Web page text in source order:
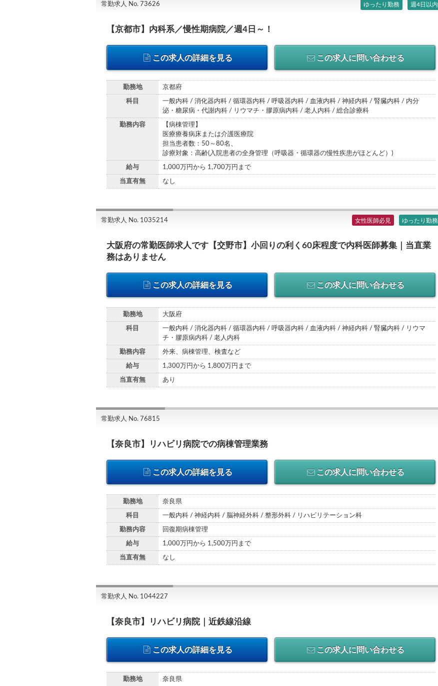
常勤求人 No. 73626 ゆったり勤務 週4日以内
【京都市】内科系／慢性期病院／週4日～！
この求人の詳細を見る この求人に問い合わせる
勤務地 京都府
科目
一般内科 / 消化器内科 / 循環器内科 / 呼吸器内科 / 血液内科 / 神経内科 / 腎臓内科 / 内分
泌・糖尿病・代謝内科 / リウマチ・膠原病内科 / 老人内科 / 総合診療科
勤務内容
【病棟管理】
医療療養病床または介護医療院
担当患者数：50～80名、
診療対象：高齢(入院患者の全身管理（呼吸器・循環器の慢性疾患がほとんど）)
給与 1,000万円から 1,700万円まで
当直有無 なし
常勤求人 No. 1035214 女性医師必見 ゆったり勤務
大阪府の常勤医師求人です【交野市】小回りの利く60床程度で内科医師募集｜当直業
務はありません
この求人の詳細を見る この求人に問い合わせる
勤務地 大阪府
科目
一般内科 / 消化器内科 / 循環器内科 / 呼吸器内科 / 血液内科 / 神経内科 / 腎臓内科 / リウマ
チ・膠原病内科 / 老人内科
勤務内容 外来、病棟管理、検査など
給与 1,300万円から 1,800万円まで
当直有無 あり
常勤求人 No. 76815
【奈良市】リハビリ病院での病棟管理業務
この求人の詳細を見る この求人に問い合わせる
勤務地 奈良県
科目 一般内科 / 神経内科 / 脳神経外科 / 整形外科 / リハビリテーション科
勤務内容 回復期病棟管理
給与 1,000万円から 1,500万円まで
当直有無 なし
常勤求人 No. 1044227
【奈良市】リハビリ病院｜近鉄線沿線
この求人の詳細を見る この求人に問い合わせる
勤務地 奈良県